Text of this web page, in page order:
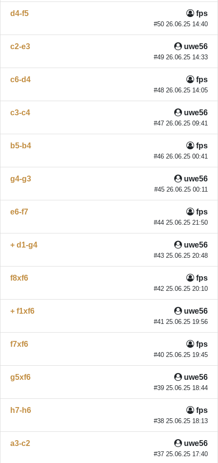
fps
#50 26.06.25 14:40
d4-f5
uwe56
#49 26.06.25 14:33
c2-e3
fps
#48 26.06.25 14:05
c6-d4
uwe56
#47 26.06.25 09:41
c3-c4
fps
#46 26.06.25 00:41
b5-b4
uwe56
#45 26.06.25 00:11
g4-g3
fps
#44 25.06.25 21:50
e6-f7
uwe56
#43 25.06.25 20:48
+ d1-g4
fps
#42 25.06.25 20:10
f8xf6
uwe56
#41 25.06.25 19:56
+ f1xf6
fps
#40 25.06.25 19:45
f7xf6
uwe56
#39 25.06.25 18:44
g5xf6
fps
#38 25.06.25 18:13
h7-h6
uwe56
#37 25.06.25 17:40
a3-c2